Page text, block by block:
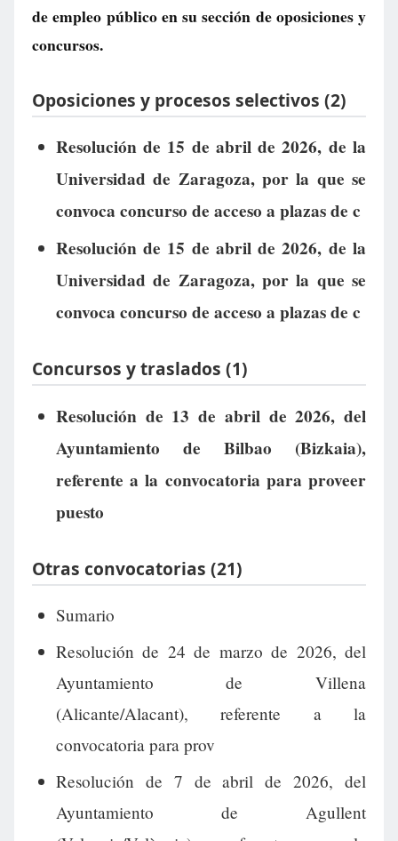
de empleo públicoen su sección de oposiciones y
concursos.
Oposiciones y procesos selectivos (2)
Resolución de 15 de abril de 2026, de la
Universidad de Zaragoza, por la que se
convoca concurso de acceso a plazas de c
Resolución de 15 de abril de 2026, de la
Universidad de Zaragoza, por la que se
convoca concurso de acceso a plazas de c
Concursos y traslados (1)
Resolución de 13 de abril de 2026, del
Ayuntamiento de Bilbao (Bizkaia),
referente a la convocatoria para proveer
puesto
Otras convocatorias (21)
Sumario
Resolución de 24 de marzo de 2026, del
Ayuntamiento de Villena
(Alicante/Alacant), referente a la
convocatoria para prov
Resolución de 7 de abril de 2026, del
Ayuntamiento de Agullent